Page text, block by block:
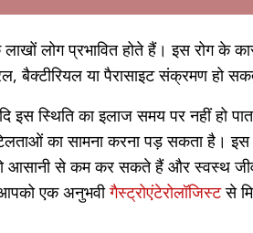
लोग प्रभावित होते हैं। इस रोग के
या पैरासाइट संक्रमण हो
स्थिति का इलाज समय पर नहीं हो
का सामना करना पड़ सकता है। इस
आसानी से कम कर सकते हैं और स्वस्थ
एक अनुभवीगैस्ट्रोएंटेरोलॉजिस्टसे